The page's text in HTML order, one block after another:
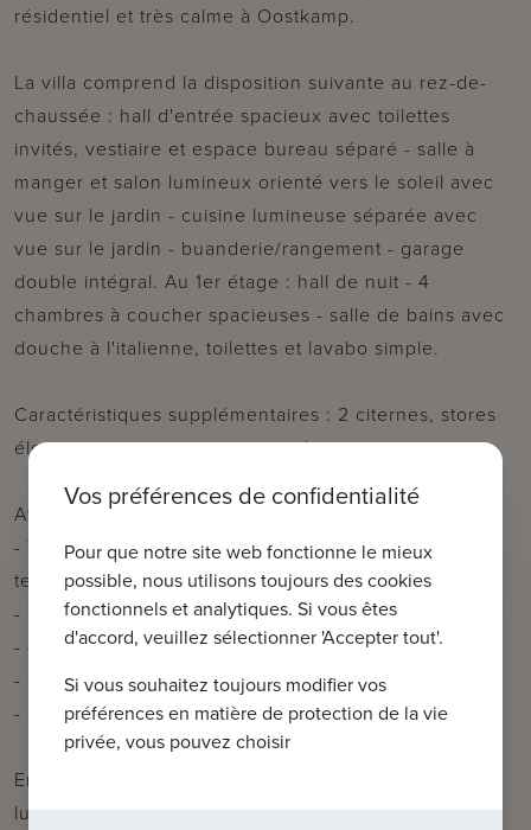
résidentiel et très calme à Oostkamp.
La villa comprend la disposition suivante au rez-de-
chaussée : hall d'entrée spacieux avec toilettes
invités, vestiaire et espace bureau séparé - salle à
manger et salon lumineux orienté vers le soleil avec
vue sur le jardin - cuisine lumineuse séparée avec
vue sur le jardin - buanderie/rangement - garage
double intégral. Au 1er étage : hall de nuit - 4
chambres à coucher spacieuses - salle de bains avec
douche à l'italienne, toilettes et lavabo simple.
Caractéristiques supplémentaires : 2 citernes, stores
électriques et armoires encastrées.
Avantages :
- Terrain spacieux (738m²) avec jardin ensoleillé et 4
terrasses !
- Quartier résidentiel calme
- 4 chambres à coucher spacieuses
- Propriété parfaitement entretenue
- Pas d'obligation de rénovation !
En bref, vivre au calme dans un bâtiment ouvert et
lumineux parfaitement entretenu, entouré d'un jardin
Vos préférences de confidentialité
Pour que notre site web fonctionne le mieux
possible, nous utilisons toujours des cookies
fonctionnels et analytiques. Si vous êtes
d'accord, veuillez sélectionner 'Accepter tout'.
Si vous souhaitez toujours modifier vos
préférences en matière de protection de la vie
privée, vous pouvez choisir